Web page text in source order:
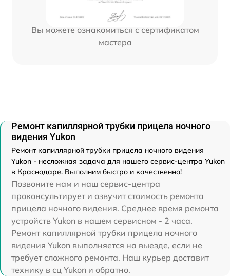
Вы можете ознакомиться с сертификатом
мастера
Ремонт капиллярной трубки прицела ночного
видения Yukon
Ремонт капиллярной трубки прицела ночного видения
Yukon - несложная задача для нашего сервис-центра Yukon
в Краснодаре. Выполним быстро и качественно!
Позвоните нам и наш сервис-центра
проконсультирует и озвучит стоимость ремонта
прицела ночного видения. Среднее время ремонта
устройств Yukon в нашем сервисном - 2 часа.
Ремонт капиллярной трубки прицела ночного
видения Yukon выполняется на выезде, если не
требует сложного ремонта. Наш курьер доставит
технику в сц Yukon и обратно.